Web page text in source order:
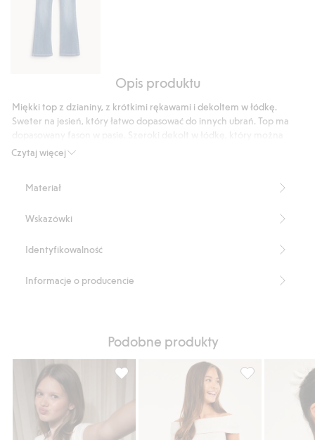
low
Opis produktu
Czytaj więcej
Miękki top z dzianiny, z krótkimi rękawami i dekoltem w łódkę.
Sweter na jesień, który łatwo dopasować do innych ubrań. Top ma
obniżyć na ramieniu. Rękawy, dół i dekolt wykończone ściągaczem w
Dekolt w łódkę
Produkt zawiera 19% akrylu z odzysku
Numer artykułu:903120
Materiał
Wskazówki
Identyfikowalność
Informacje o producencie
Podobne produkty
Top z krótkim rękawem, z napisem z
Top bez